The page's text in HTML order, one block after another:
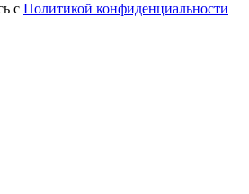
с Политикой конфиденциальности